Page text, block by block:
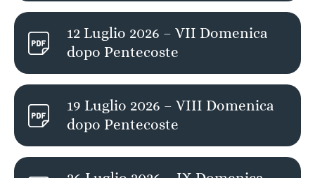
12 Luglio 2026 – VII Domenica
dopo Pentecoste
19 Luglio 2026 – VIII Domenica
dopo Pentecoste